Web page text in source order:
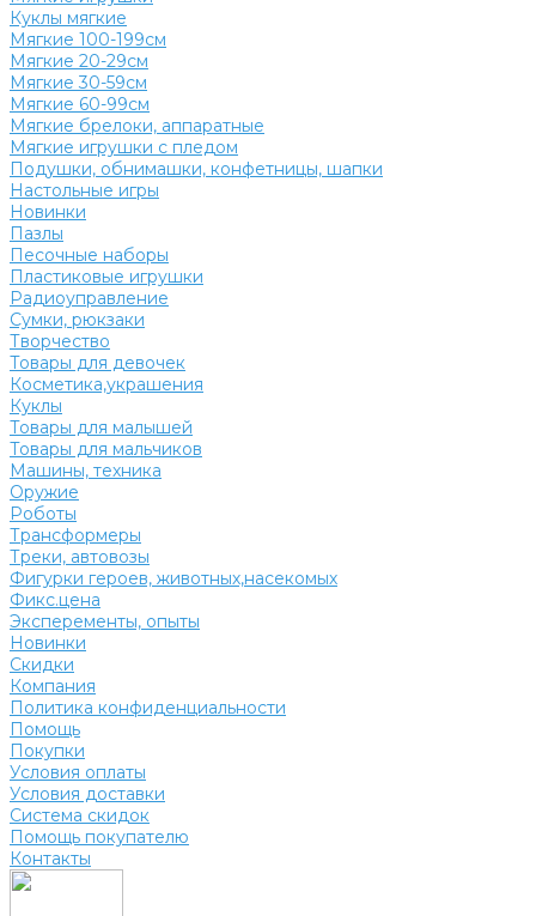
Куклы мягкие
Мягкие 100-199см
Мягкие 20-29см
Мягкие 30-59см
Мягкие 60-99см
Мягкие брелоки, аппаратные
Мягкие игрушки с пледом
Подушки, обнимашки, конфетницы, шапки
Настольные игры
Новинки
Пазлы
Песочные наборы
Пластиковые игрушки
Радиоуправление
Сумки, рюкзаки
Творчество
Товары для девочек
Косметика,украшения
Куклы
Товары для малышей
Товары для мальчиков
Машины, техника
Оружие
Роботы
Трансформеры
Треки, автовозы
Фигурки героев, животных,насекомых
Фикс.цена
Эксперементы, опыты
Новинки
Скидки
Компания
Политика конфиденциальности
Помощь
Покупки
Условия оплаты
Условия доставки
Система скидок
Помощь покупателю
Контакты